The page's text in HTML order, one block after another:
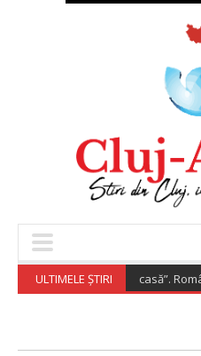
ULTIMELE ȘTIRI
Investește Acasă”.